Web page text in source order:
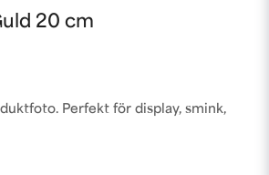
20 cm
Perfekt för display, smink,